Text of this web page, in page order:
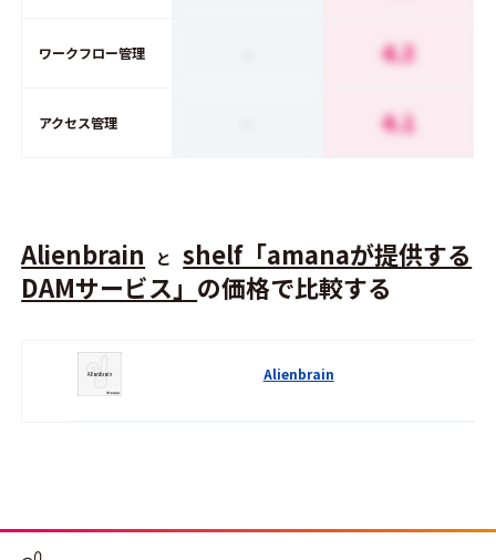
ワークフロー管理 4.3
アクセス管理 4.1
Alienbrain と
shelf「amanaが提供する
DAMサービス」 の価格で比較する
Alienbrain